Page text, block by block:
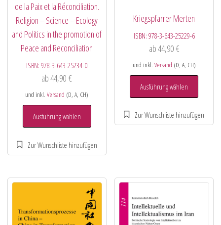
de la Paix et la Réconciliation.
Religion – Science – Ecology
and Politics in the promotion of
Peace and Reconciliation
ISBN:978-3-643-25234-0
ab44,90€
und inkl.Versand (D, A, CH)
Ausführung wählen
Kriegspfarrer Merten
ISBN: 978-3-643-25229-6
ab44,90 €
und inkl. Versand (D, A, CH)
Ausführung wählen